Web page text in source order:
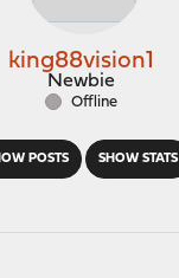
POSTS SHOW STATS
king88vision1
Newbie
Offline